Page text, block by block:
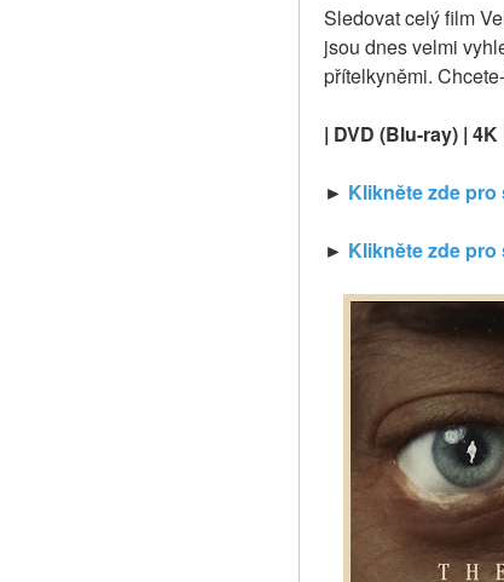
Sledovat celý film
jsou dnes velmi
přítelkyněmi.
| DVD (Blu-ray) |
► Klikněte zde pro
► Klikněte zde pro